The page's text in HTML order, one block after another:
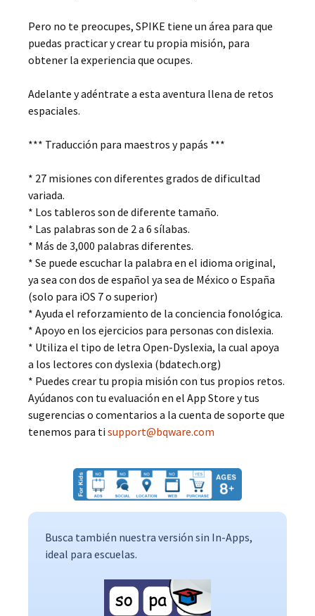
Pero no te preocupes, SPIKE tiene un área para que
puedas practicar y crear tu propia misión, para
obtener la experiencia que ocupes.
Adelante y adéntrate a esta aventura llena de retos
espaciales.
*** Traducción para maestros y papás ***
* 27 misiones con diferentes grados de dificultad
variada.
* Los tableros son de diferente tamaño.
* Las palabras son de 2 a 6 sílabas.
* Más de 3,000 palabras diferentes.
* Se puede escuchar la palabra en el idioma original,
ya sea con dos de español ya sea de México o España
(solo para iOS 7 o superior)
* Ayuda el reforzamiento de la conciencia fonológica.
* Apoyo en los ejercicios para personas con dislexia.
* Utiliza el tipo de letra Open-Dyslexia, la cual apoya
a los lectores con dyslexia (bdatech.org)
* Puedes crear tu propia misión con tus propios retos.
Ayúdanos con tu evaluación en el App Store y tus
sugerencias o comentarios a la cuenta de soporte que
tenemos para tisupport@bqware.com
Busca también nuestra versión sin In-Apps,
ideal para escuelas.